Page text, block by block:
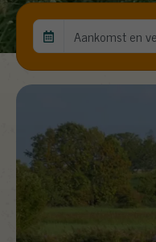
Aankomst en